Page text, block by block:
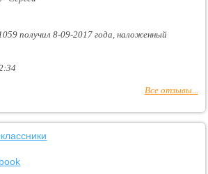
получил 8-09-2017 года, наложенный
Все отзывы...